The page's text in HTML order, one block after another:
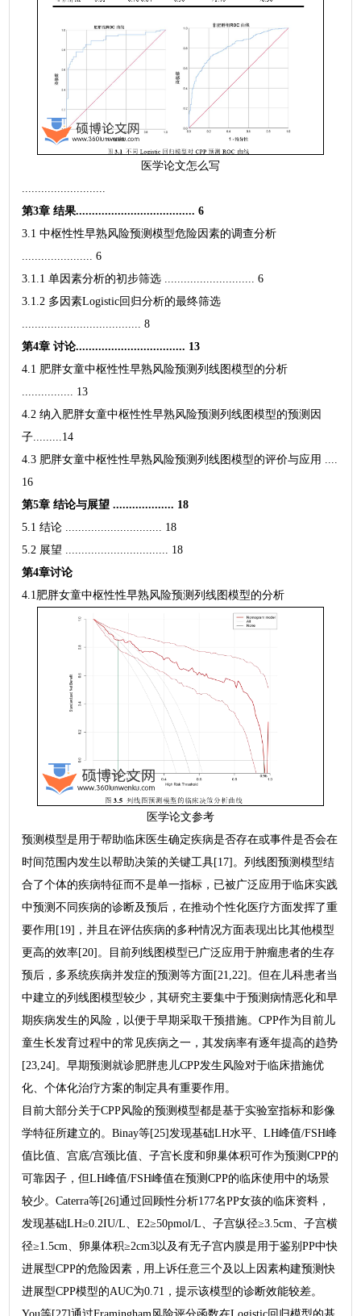
医学论文怎么写
第3章 结果..................................... 6
3.1 中枢性性早熟风险预测模型危险因素的调查分析
...................... 6
3.1.1 单因素分析的初步筛选 ............................ 6
3.1.2 多因素Logistic回归分析的最终筛选
..................................... 8
第4章 讨论.................................. 13
4.1 肥胖女童中枢性性早熟风险预测列线图模型的分析
................ 13
4.2 纳入肥胖女童中枢性性早熟风险预测列线图模型的预测因
子.........14
4.3 肥胖女童中枢性性早熟风险预测列线图模型的评价与应用 ....
16
第5章 结论与展望 ................... 18
5.1 结论 .............................. 18
5.2 展望 ................................ 18
第4章讨论
4.1肥胖女童中枢性性早熟风险预测列线图模型的分析
医学论文参考
预测模型是用于帮助临床医生确定疾病是否存在或事件是否会在
时间范围内发生以帮助决策的关键工具[17]。列线图预测模型结
合了个体的疾病特征而不是单一指标，已被广泛应用于临床实践
中预测不同疾病的诊断及预后，在推动个性化医疗方面发挥了重
要作用[19]，并且在评估疾病的多种情况方面表现出比其他模型
更高的效率[20]。目前列线图模型已广泛应用于肿瘤患者的生存
预后，多系统疾病并发症的预测等方面[21,22]。但在儿科患者当
中建立的列线图模型较少，其研究主要集中于预测病情恶化和早
期疾病发生的风险，以便于早期采取干预措施。CPP作为目前儿
童生长发育过程中的常见疾病之一，其发病率有逐年提高的趋势
[23,24]。早期预测就诊肥胖患儿CPP发生风险对于临床措施优
化、个体化治疗方案的制定具有重要作用。
目前大部分关于CPP风险的预测模型都是基于实验室指标和影像
学特征所建立的。Binay等[25]发现基础LH水平、LH峰值/FSH峰
值比值、宫底/宫颈比值、子宫长度和卵巢体积可作为预测CPP的
可靠因子，但LH峰值/FSH峰值在预测CPP的临床使用中的场景
较少。Caterra等[26]通过回顾性分析177名PP女孩的临床资料，
发现基础LH≥0.2IU/L、E2≥50pmol/L、子宫纵径≥3.5cm、子宫横
径≥1.5cm、卵巢体积≥2cm3以及有无子宫内膜是用于鉴别PP中快
进展型CPP的危险因素，用上诉任意三个及以上因素构建预测快
进展型CPP模型的AUC为0.71，提示该模型的诊断效能较差。